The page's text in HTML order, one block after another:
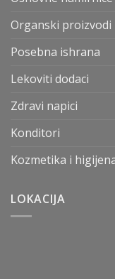
Organski proizvodi
Posebna ishrana
Lekoviti dodaci
Zdravi napici
Konditori
Kozmetika i
LOKACIJA